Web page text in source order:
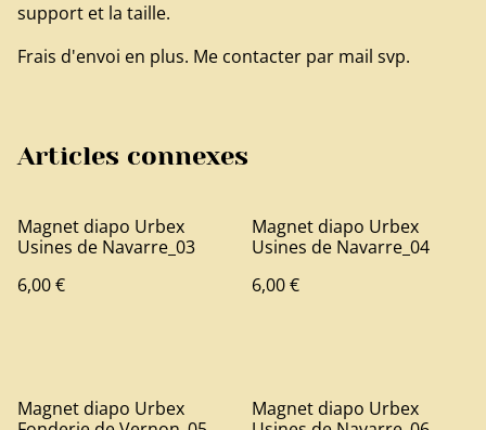
support et la taille.
Frais d'envoi en plus. Me contacter par mail svp.
Articles connexes
Magnet diapo Urbex
Usines de Navarre_03
6,00 €
Magnet diapo Urbex
Usines de Navarre_04
6,00 €
Magnet diapo Urbex
Magnet diapo Urbex